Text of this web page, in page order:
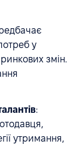
у
ринкових змін.
:
утримання,